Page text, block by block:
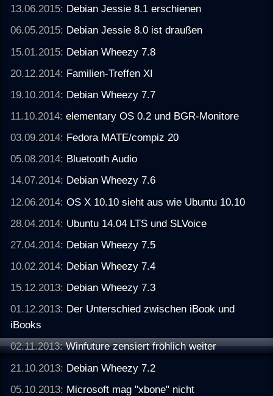
13.06.2015: Debian Jessie 8.1 erschienen
06.05.2015: Debian Jessie 8.0 ist draußen
15.01.2015: Debian Wheezy 7.8
20.12.2014: Familien-Treffen XI
19.10.2014: Debian Wheezy 7.7
11.10.2014:elementary OS 0.2 und BGR-Monitore
03.09.2014: Fedora MATE/compiz 20
05.08.2014: Bluetooth Audio
14.07.2014: Debian Wheezy 7.6
12.06.2014:OS X 10.10 sieht aus wie Ubuntu 10.10
28.04.2014: Ubuntu 14.04 LTS und SLVoice
27.04.2014: Debian Wheezy 7.5
10.02.2014: Debian Wheezy 7.4
15.12.2013: Debian Wheezy 7.3
01.12.2013: Der Unterschied zwischen iBook und
iBooks
02.11.2013:Winfuture zensiert fröhlich weiter
21.10.2013: Debian Wheezy 7.2
05.10.2013: Microsoft mag "xbone" nicht